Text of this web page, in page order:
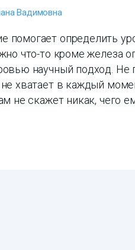
Вадимовна
помогает определить
что-то кроме железа
научный подход. Не
не хватает в каждый
не скажет никак, чего